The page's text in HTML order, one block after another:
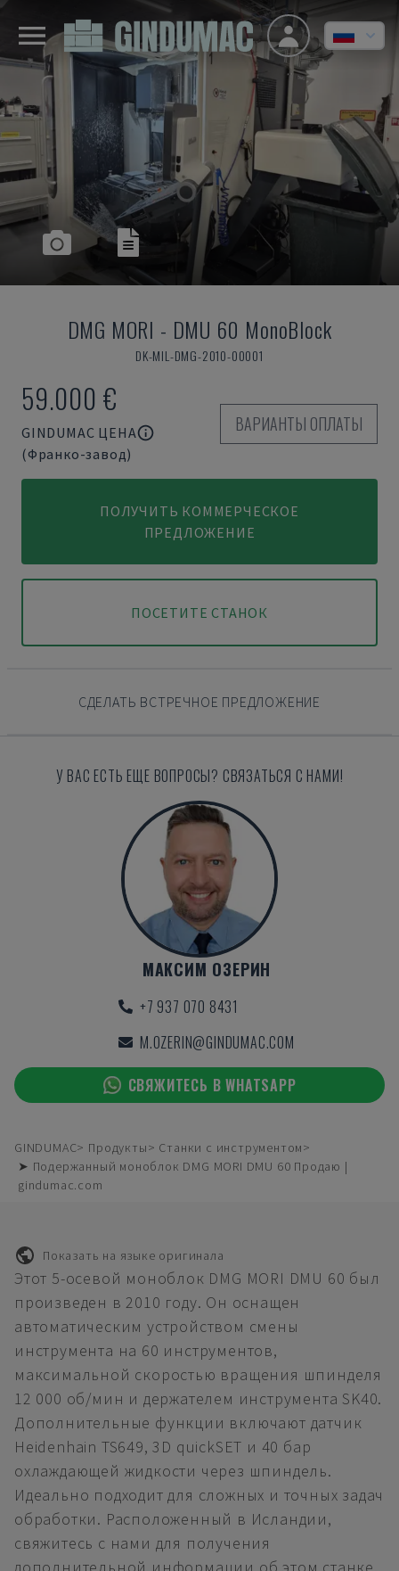
DMG MORI - DMU 60 MonoBlock
DK-MIL-DMG-2010-00001
59.000 €
GINDUMAC ЦЕНА
(Франко-завод)
ВАРИАНТЫ ОПЛАТЫ
ПОЛУЧИТЬ КОММЕРЧЕСКОЕ
ПРЕДЛОЖЕНИЕ
ПОСЕТИТЕ СТАНОК
СДЕЛАТЬ ВСТРЕЧНОЕ ПРЕДЛОЖЕНИЕ
У ВАС ЕСТЬ ЕЩЕ ВОПРОСЫ? СВЯЗАТЬСЯ С НАМИ!
МАКСИМ ОЗЕРИН
+7 937 070 8431
M.OZERIN@GINDUMAC.COM
СВЯЖИТЕСЬ В WHATSAPP
GINDUMAC Продукты
Станки с инструментом
➤ Подержанный моноблок DMG MORI DMU 60 Продаю |
gindumac.com
Показать на языке оригинала
Этот 5-осевой моноблок DMG MORI DMU 60 был
произведен в 2010 году. Он оснащен
автоматическим устройством смены
инструмента на 60 инструментов,
максимальной скоростью вращения шпинделя
12 000 об/мин и держателем инструмента SK40.
Дополнительные функции включают датчик
Heidenhain TS649, 3D quickSET и 40 бар
охлаждающей жидкости через шпиндель.
Идеально подходит для сложных и точных задач
обработки. Расположенный в Исландии,
свяжитесь с нами для получения